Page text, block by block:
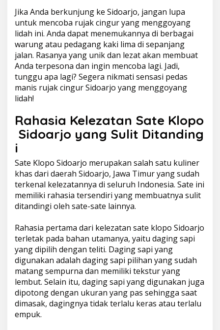
Jika Anda berkunjung ke Sidoarjo, jangan lupa
untuk mencoba rujak cingur yang menggoyang
lidah ini. Anda dapat menemukannya di berbagai
warung atau pedagang kaki lima di sepanjang
jalan. Rasanya yang unik dan lezat akan membuat
Anda terpesona dan ingin mencoba lagi. Jadi,
tunggu apa lagi? Segera nikmati sensasi pedas
manis rujak cingur Sidoarjo yang menggoyang
lidah!
Rahasia Kelezatan Sate Klopo
Sidoarjo yang Sulit Ditanding
i
Sate Klopo Sidoarjo merupakan salah satu kuliner
khas dari daerah Sidoarjo, Jawa Timur yang sudah
terkenal kelezatannya di seluruh Indonesia. Sate ini
memiliki rahasia tersendiri yang membuatnya sulit
ditandingi oleh sate-sate lainnya.
Rahasia pertama dari kelezatan sate klopo Sidoarjo
terletak pada bahan utamanya, yaitu daging sapi
yang dipilih dengan teliti. Daging sapi yang
digunakan adalah daging sapi pilihan yang sudah
matang sempurna dan memiliki tekstur yang
lembut. Selain itu, daging sapi yang digunakan juga
dipotong dengan ukuran yang pas sehingga saat
dimasak, dagingnya tidak terlalu keras atau terlalu
empuk.